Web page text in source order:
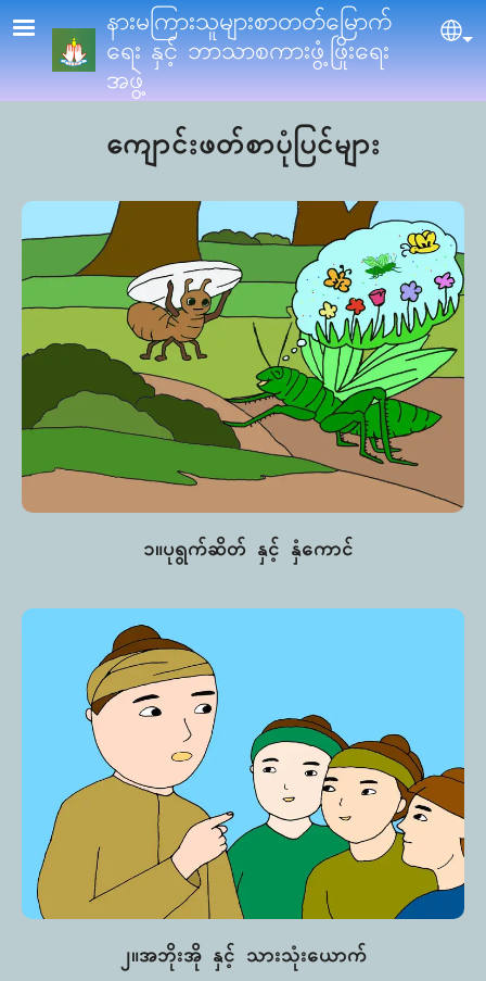
Skip to main contentနားမကြားသူများစာတတ်မြောက်
ရေး နှင့် ဘာသာစကားဖွံ့ဖြိုးရေး
အဖွဲ့
ကျောင်းဖတ်စာပုံပြင်များ
၁။ပုရွက်ဆိတ် နှင့် နှံကောင်
၂။အဘိုးအို နှင့် သားသုံးယောက်